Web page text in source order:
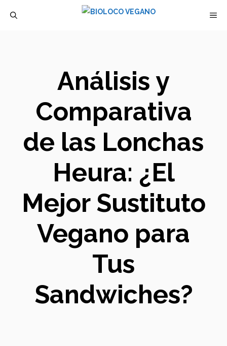
Análisis y
Comparativa
de las Lonchas
Heura: ¿El
Mejor Sustituto
Vegano para
Tus
Sandwiches?